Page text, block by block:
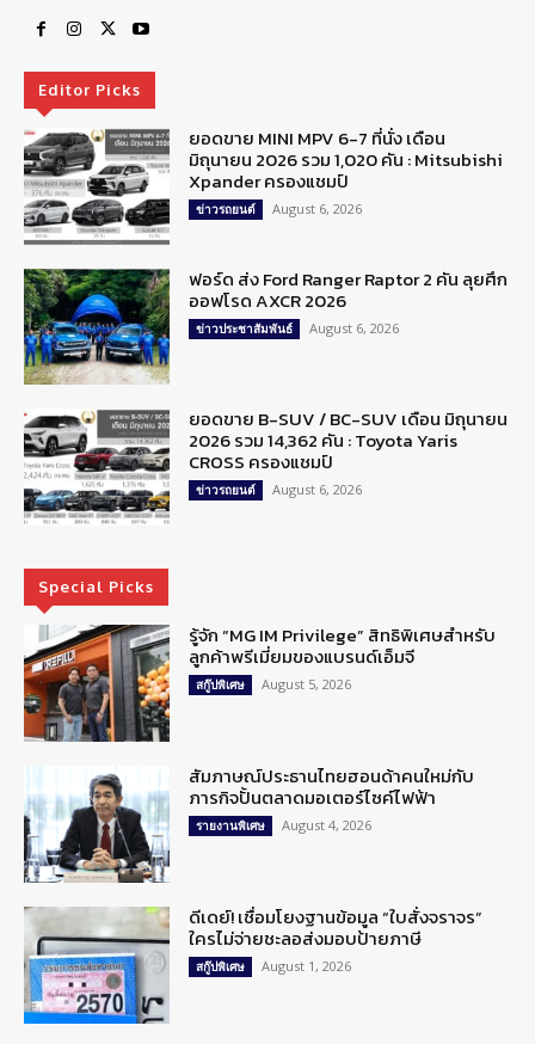
Editor Picks
ยอดขาย MINI MPV 6-7 ที่นั่ง เดือน
มิถุนายน 2026 รวม 1,020 คัน : Mitsubishi
Xpander ครองแชมป์
ข่าวรถยนต์ August 6, 2026
ฟอร์ด ส่ง Ford Ranger Raptor 2 คัน ลุยศึก
ออฟโรด AXCR 2026
ข่าวประชาสัมพันธ์ August 6, 2026
ยอดขาย B-SUV / BC-SUV เดือน มิถุนายน
2026 รวม 14,362 คัน : Toyota Yaris
CROSS ครองแชมป์
ข่าวรถยนต์ August 6, 2026
Special Picks
รู้จัก “MG IM Privilege” สิทธิพิเศษสำหรับ
ลูกค้าพรีเมี่ยมของแบรนด์เอ็มจี
สกู๊ปพิเศษ August 5, 2026
สัมภาษณ์ประธานไทยฮอนด้าคนใหม่กับ
ภารกิจปั้นตลาดมอเตอร์ไซค์ไฟฟ้า
รายงานพิเศษ August 4, 2026
ดีเดย์! เชื่อมโยงฐานข้อมูล “ใบสั่งจราจร”
ใครไม่จ่ายชะลอส่งมอบป้ายภาษี
สกู๊ปพิเศษ August 1, 2026